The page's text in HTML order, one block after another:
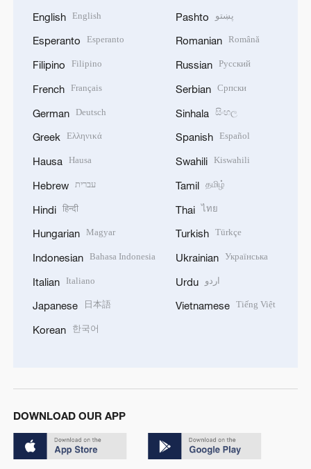
English English
Esperanto Esperanto
Filipino Filipino
French Français
German Deutsch
Greek Ελληνικά
Hausa Hausa
Hebrew עברית
Hindi हिन्दी
Hungarian Magyar
Indonesian Bahasa Indonesia
Italian Italiano
Japanese 日本語
Korean 한국어
Pashto پښتو
Romanian Română
Russian Русский
Serbian Српски
Sinhala සිංහල
Spanish Español
Swahili Kiswahili
Tamil தமிழ்
Thai ไทย
Turkish Türkçe
Ukrainian Українська
Urdu اردو
Vietnamese Tiếng Việt
DOWNLOAD OUR APP